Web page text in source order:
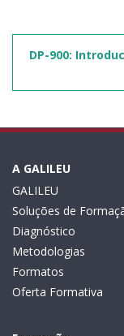
DP-900:
A GALILEU
GALILEU
Soluções de
Diagnóstico
Metodologias
Formatos
Oferta Formativa